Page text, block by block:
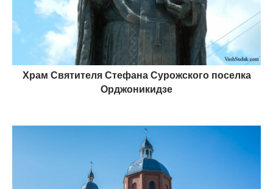
Храм Святителя Стефана Сурожского поселка
Орджоникидзе